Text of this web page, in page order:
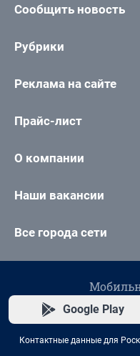
Сообщить новость
Рубрики
Реклама на сайте
Прайс-лист
О компании
Наши вакансии
Все города сети
Google Play
Контактные данные для